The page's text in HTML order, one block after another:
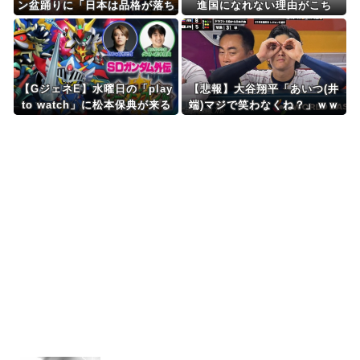
ン盆踊りに「日本は品格が落ち
た」とイチャモン→大麻逮捕の
件をリプされ「報道のプロパガ
ンダ」「妄想」と被害者面
進国になれない理由がこち
ら・・・」
【GジェネE】水曜日の「play
to watch」に松本保典が来る
【悲報】大谷翔平「あいつ(井
端)マジで笑わなくね？」ｗｗ